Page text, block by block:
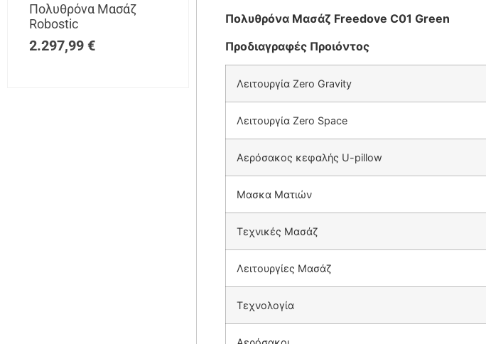
Πολυθρόνα Μασάζ
Robostic
2.297,99 €
Πολυθρόνα Μασάζ Freedove C01 Green
Προδιαγραφές Προιόντος
Λειτουργία Zero Gravity
Λειτουργία Zero Space
Αερόσακος κεφαλής U-pillow
Μασκα Ματιών
Τεχνικές Μασάζ
Λειτουργίες Μασάζ
Τεχνολογία